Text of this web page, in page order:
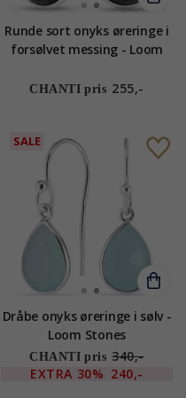
Runde sort onyks øreringe i
forsølvet messing - Loom
CHANTI pris 255,-
SALE
Dråbe onyks øreringe i sølv -
Loom Stones
CHANTI pris 340,-
EXTRA 30% 240,-